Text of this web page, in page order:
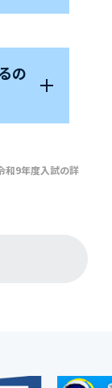
の
和9年度入試の詳